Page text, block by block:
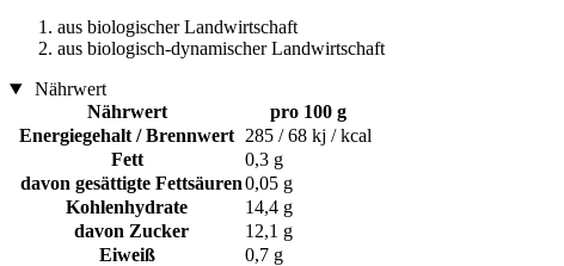
aus biologischer Landwirtschaft
aus biologisch-dynamischer Landwirtschaft
Nährwert
Nährwert
pro 100 g
Energiegehalt / Brennwert 285 / 68 kj / kcal
Fett
0,3 g
davon gesättigte Fettsäuren0,05 g
Kohlenhydrate
14,4 g
davon Zucker
12,1 g
Eiweiß
0,7 g